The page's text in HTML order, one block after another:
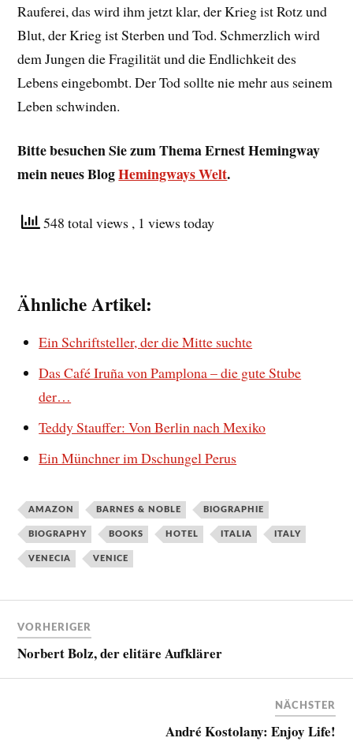
Rauferei, das wird ihm jetzt klar, der Krieg ist Rotz und
Blut, der Krieg ist Sterben und Tod. Schmerzlich wird
dem Jungen die Fragilität und die Endlichkeit des
Lebens eingebombt. Der Tod sollte nie mehr aus seinem
Leben schwinden.
Bitte besuchen Sie zum Thema Ernest Hemingway
mein neues BlogHemingways Welt.
548 total views , 1 views today
Ähnliche Artikel:
Ein Schriftsteller, der die Mitte suchte
Das Café Iruña von Pamplona – die gute Stube
der…
Teddy Stauffer: Von Berlin nach Mexiko
Ein Münchner im Dschungel Perus
AMAZON BARNES & NOBLE BIOGRAPHIE
BIOGRAPHY BOOKS HOTEL ITALIA ITALY
VENECIA VENICE
VORHERIGER
Norbert Bolz, der elitäre Aufklärer
NÄCHSTER
André Kostolany: Enjoy Life!